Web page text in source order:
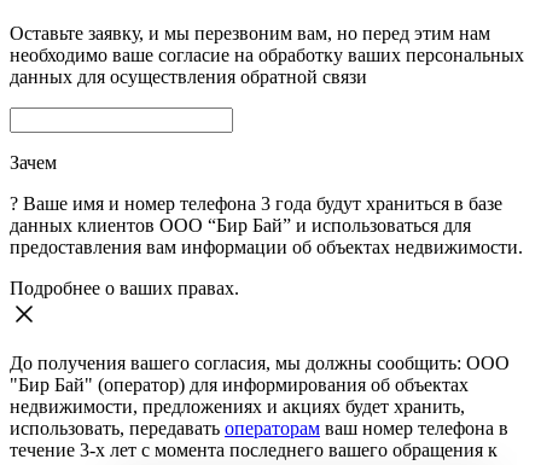
Оставьте заявку, и мы перезвоним вам, но перед этим нам
необходимо ваше согласие на обработку ваших персональных
данных для осуществления обратной связи
Зачем
? Ваше имя и номер телефона 3 года будут храниться в базе
данных клиентов ООО “Бир Бай” и использоваться для
предоставления вам информации об объектах недвижимости.
Подробнее о ваших правах.
До получения вашего согласия, мы должны сообщить: ООО
"Бир Бай" (оператор) для информирования об объектах
недвижимости, предложениях и акциях будет хранить,
использовать, передавать операторам ваш номер телефона в
течение 3-х лет с момента последнего вашего обращения к